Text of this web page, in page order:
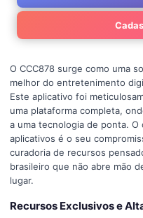
O CCC878 surge como uma
melhor do entretenimento
Este aplicativo foi
uma plataforma completa,
a uma tecnologia de ponta.
aplicativos é o seu
curadoria de recursos
brasileiro que não abre mão
lugar.
Recursos Exclusivos e